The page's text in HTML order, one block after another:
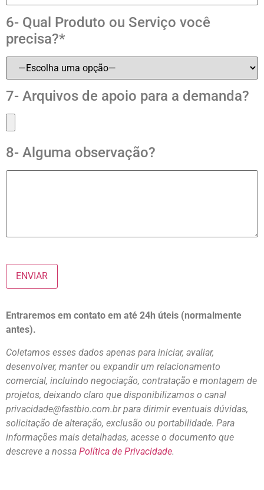
6- Qual Produto ou Serviço você
precisa?*
7- Arquivos de apoio para a demanda?
8- Alguma observação?
Entraremos em contato em até 24h úteis (normalmente
antes).
Coletamos esses dados apenas para iniciar, avaliar,
desenvolver, manter ou expandir um relacionamento
comercial, incluindo negociação, contratação e montagem de
projetos, deixando claro que disponibilizamos o canal
privacidade@fastbio.com.br para dirimir eventuais dúvidas,
solicitação de alteração, exclusão ou portabilidade. Para
informações mais detalhadas, acesse o documento que
descreve a nossa Política de Privacidade.